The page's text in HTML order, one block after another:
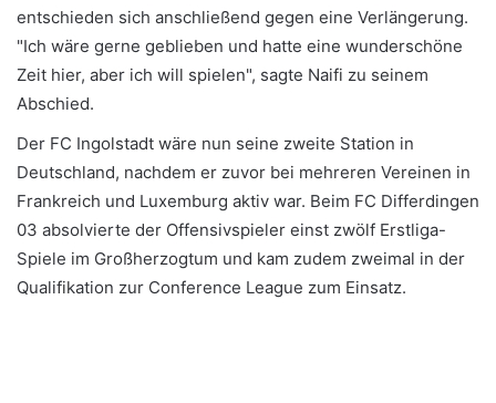
entschieden sich anschließend gegen eine Verlängerung.
"Ich wäre gerne geblieben und hatte eine wunderschöne
Zeit hier, aber ich will spielen", sagte Naifi zu seinem
Abschied.
Der FC Ingolstadt wäre nun seine zweite Station in
Deutschland, nachdem er zuvor bei mehreren Vereinen in
Frankreich und Luxemburg aktiv war. Beim FC Differdingen
03 absolvierte der Offensivspieler einst zwölf Erstliga-
Spiele im Großherzogtum und kam zudem zweimal in der
Qualifikation zur Conference League zum Einsatz.